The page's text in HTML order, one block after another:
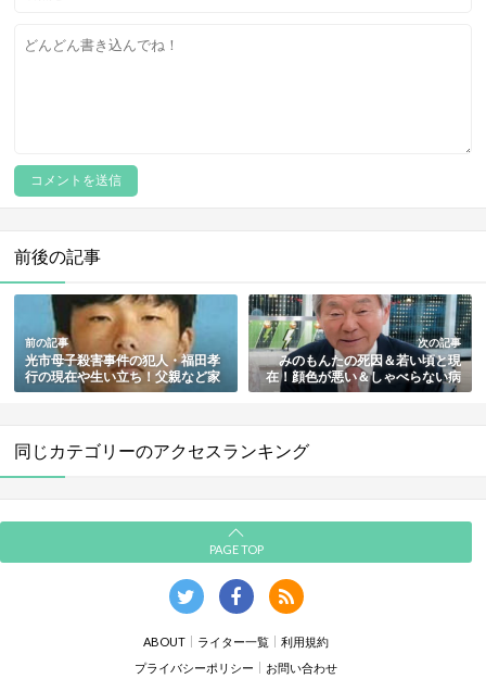
前後の記事
前の記事
光市母子殺害事件の犯人・福田孝
行の現在や生い立ち！父親など家
族との関係・死刑判決も総まとめ
次の記事
みのもんたの死因＆若い頃と現
在！顔色が悪い＆しゃべらない病
気説の真相も総まとめ
同じカテゴリーのアクセスランキング
PAGE TOP
ABOUT ライター一覧
利用規約
プライバシーポリシー
お問い合わせ